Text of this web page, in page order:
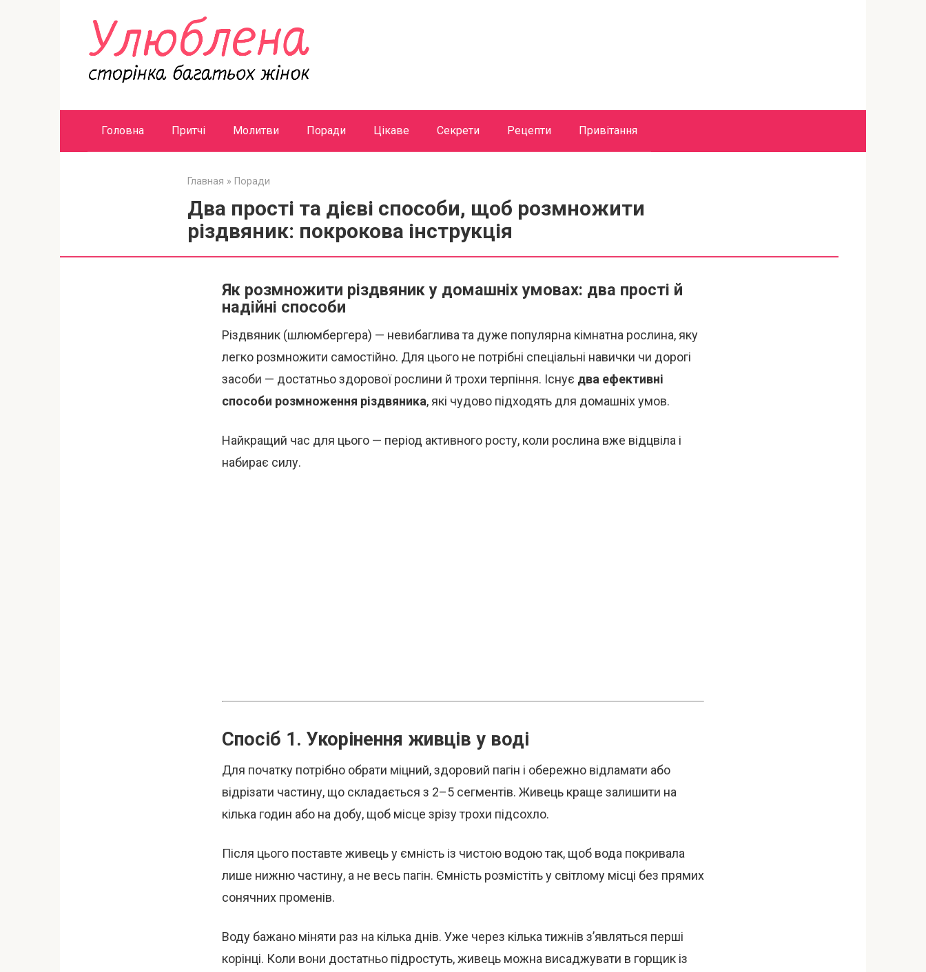
Головна Притчі Молитви Поради Цікаве Секрети Рецепти Привітання
Главная » Поради
Два прості та дієві способи, щоб розмножити
різдвяник: покрокова інструкція
Як розмножити різдвяник у домашніх умовах: два прості й
надійні способи
Різдвяник (шлюмбергера) — невибаглива та дуже популярна кімнатна рослина, яку
легко розмножити самостійно. Для цього не потрібні спеціальні навички чи дорогі
засоби — достатньо здорової рослини й трохи терпіння. Існує два ефективні
способи розмноження різдвяника, які чудово підходять для домашніх умов.
Найкращий час для цього — період активного росту, коли рослина вже відцвіла і
набирає силу.
Спосіб 1. Укорінення живців у воді
Для початку потрібно обрати міцний, здоровий пагін і обережно відламати або
відрізати частину, що складається з 2–5 сегментів. Живець краще залишити на
кілька годин або на добу, щоб місце зрізу трохи підсохло.
Після цього поставте живець у ємність із чистою водою так, щоб вода покривала
лише нижню частину, а не весь пагін. Ємність розмістіть у світлому місці без прямих
сонячних променів.
Воду бажано міняти раз на кілька днів. Уже через кілька тижнів з’являться перші
корінці. Коли вони достатньо підростуть, живець можна висаджувати в горщик із